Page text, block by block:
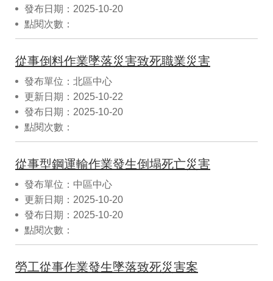
發布日期：2025-10-20
點閱次數：
從事倒料作業墜落災害致死職業災害
發布單位：北區中心
更新日期：2025-10-22
發布日期：2025-10-20
點閱次數：
從事型鋼運輸作業發生倒塌死亡災害
發布單位：中區中心
更新日期：2025-10-20
發布日期：2025-10-20
點閱次數：
勞工從事作業發生墜落致死災害案